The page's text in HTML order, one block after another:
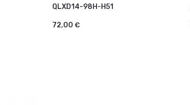
QLXD14-98H-H51
72,00 €